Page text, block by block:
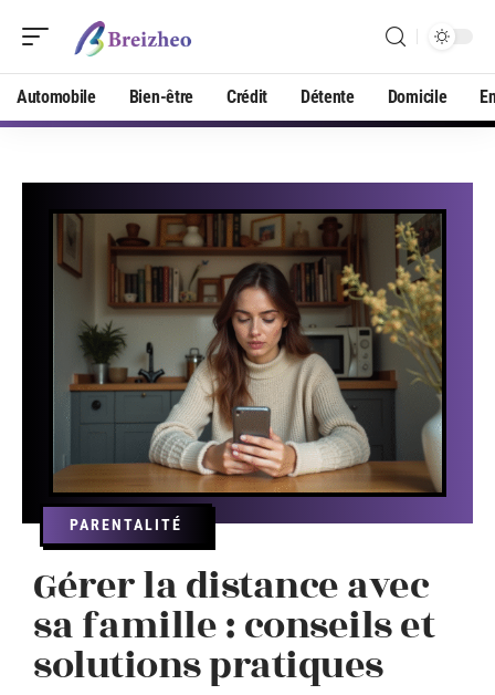
Automobile Bien-être Crédit Détente Domicile
PARENTALITÉ
Gérer la distance avec
sa famille : conseils et
solutions pratiques